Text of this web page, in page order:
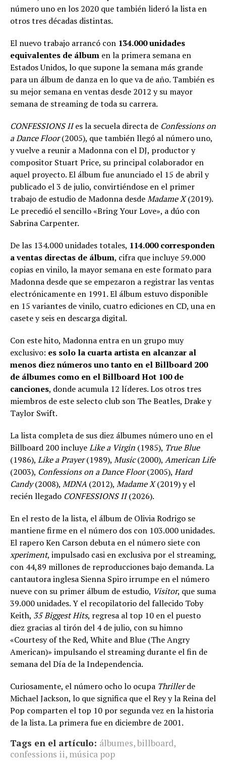
número uno en los 2020 que también lideró la lista en
otros tres décadas distintas.
El nuevo trabajo arrancó con 134.000 unidades
equivalentes de álbum en la primera semana en
Estados Unidos, lo que supone la semana más grande
para un álbum de danza en lo que va de año. También es
su mejor semana en ventas desde 2012 y su mayor
semana de streaming de toda su carrera.
CONFESSIONS IIes la secuela directa de Confessions on
a Dance Floor(2005), que también llegó al número uno,
y vuelve a reunir a Madonna con el DJ, productor y
compositor Stuart Price, su principal colaborador en
aquel proyecto. El álbum fue anunciado el 15 de abril y
publicado el 3 de julio, convirtiéndose en el primer
trabajo de estudio de Madonna desdeMadame X(2019).
Le precedió el sencillo «Bring Your Love», a dúo con
Sabrina Carpenter.
De las 134.000 unidades totales, 114.000 corresponden
a ventas directas de álbum, cifra que incluye 59.000
copias en vinilo, la mayor semana en este formato para
Madonna desde que se empezaron a registrar las ventas
electrónicamente en 1991. El álbum estuvo disponible
en 15 variantes de vinilo, cuatro ediciones en CD, una en
casete y seis en descarga digital.
Con este hito, Madonna entra en un grupo muy
exclusivo: es solo la cuarta artista en alcanzar al
menos diez números uno tanto en el Billboard 200
de álbumes como en el Billboard Hot 100 de
canciones, donde acumula 12 líderes. Los otros tres
miembros de este selecto club son The Beatles, Drake y
Taylor Swift.
La lista completa de sus diez álbumes número uno en el
Billboard 200 incluyeLike a Virgin (1985), True Blue
(1986), Like a Prayer(1989), Music(2000), American Life
(2003), Confessions on a Dance Floor(2005), Hard
Candy(2008), MDNA (2012), Madame X(2019) y el
recién llegado CONFESSIONS II(2026).
En el resto de la lista, el álbum de Olivia Rodrigo se
mantiene firme en el número dos con 103.000 unidades.
El rapero Ken Carson debuta en el número siete con
xperiment, impulsado casi en exclusiva por el streaming,
con 44,89 millones de reproducciones bajo demanda. La
cantautora inglesa Sienna Spiro irrumpe en el número
nueve con su primer álbum de estudio, Visitor, que suma
39.000 unidades. Y el recopilatorio del fallecido Toby
Keith, 35 Biggest Hits, regresa al top 10 en el puesto
diez gracias al tirón del 4 de julio, con su himno
«Courtesy of the Red, White and Blue (The Angry
American)» impulsando el streaming durante el fin de
semana del Día de la Independencia.
Curiosamente, el número ocho lo ocupa Thrillerde
Michael Jackson, lo que significa que el Rey y la Reina del
Pop comparten el top 10 por segunda vez en la historia
de la lista. La primera fue en diciembre de 2001.
Tags en el artículo: álbumes,billboard,
confessions ii, música pop